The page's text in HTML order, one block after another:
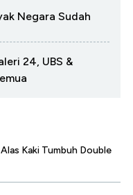
Negara Sudah
24, UBS &
Kaki Tumbuh Double